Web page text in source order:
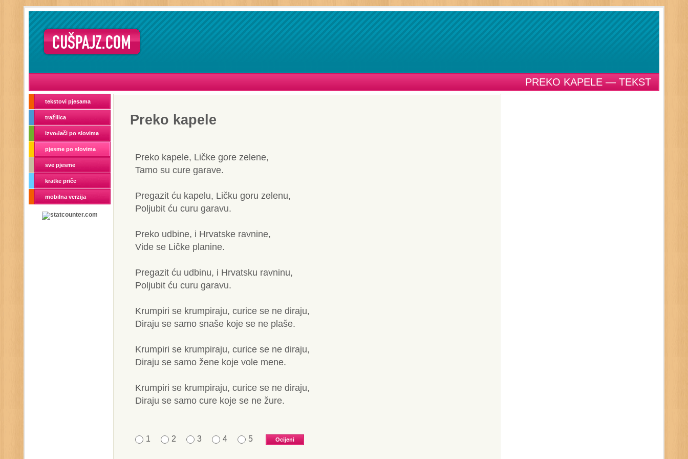
PREKO KAPELE — TEKST
tekstovi pjesama
tražilica
izvođači po slovima
pjesme po slovima
sve pjesme
kratke priče
mobilna verzija
Preko kapele
Preko kapele, Ličke gore zelene,
Tamo su cure garave.
Pregazit ću kapelu, Ličku goru zelenu,
Poljubit ću curu garavu.
Preko udbine, i Hrvatske ravnine,
Vide se Ličke planine.
Pregazit ću udbinu, i Hrvatsku ravninu,
Poljubit ću curu garavu.
Krumpiri se krumpiraju, curice se ne diraju,
Diraju se samo snaše koje se ne plaše.
Krumpiri se krumpiraju, curice se ne diraju,
Diraju se samo žene koje vole mene.
Krumpiri se krumpiraju, curice se ne diraju,
Diraju se samo cure koje se ne žure.
1 2 3 4 5